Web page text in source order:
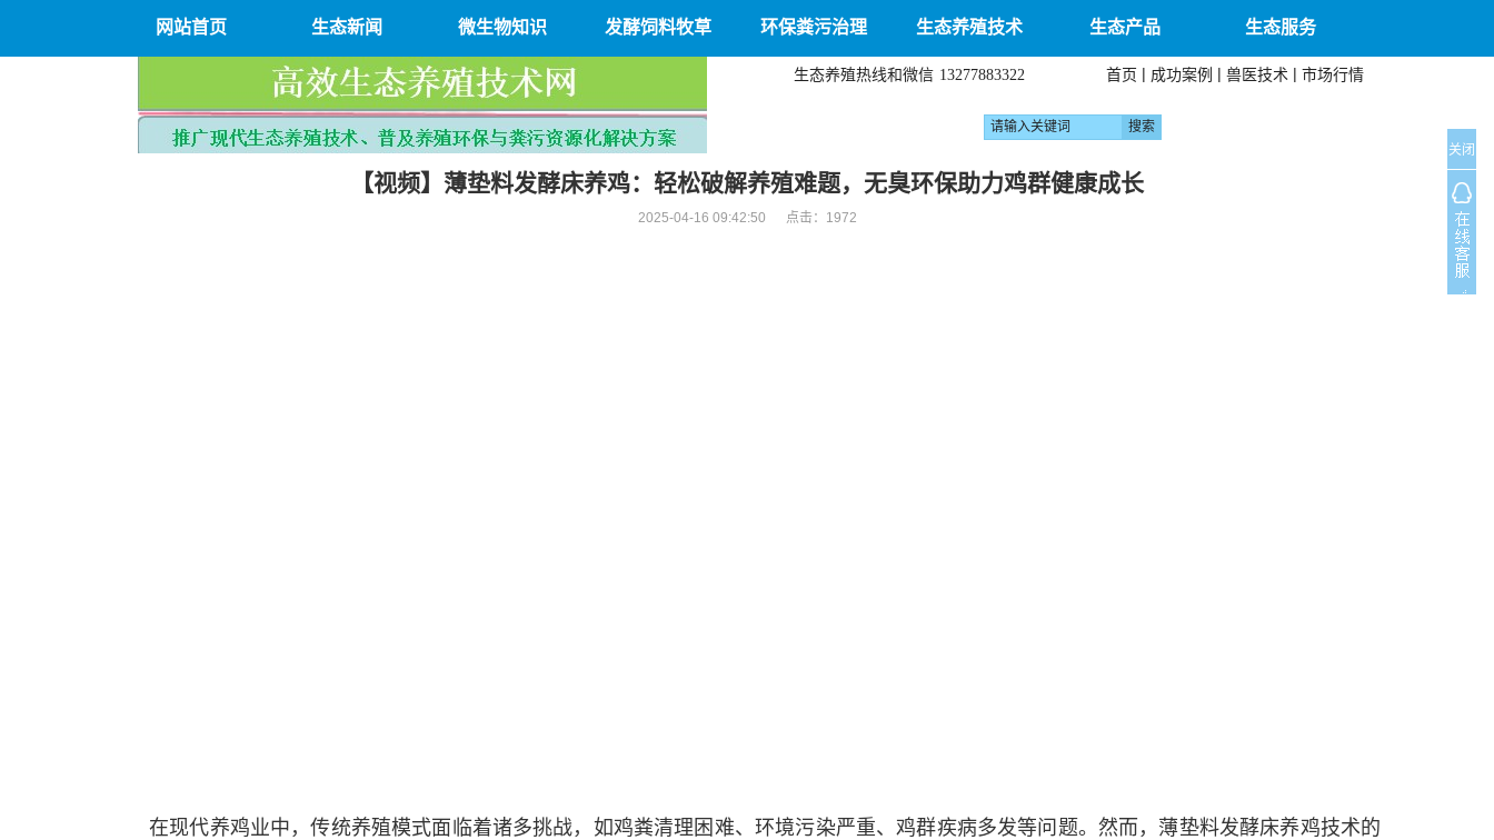
网站首页 生态新闻 微生物知识 发酵饲料牧草 环保粪污治理 生态养殖技术 生态产品 生态服务
首页 | 成功案例 | 兽医技术 | 市场行情
生态养殖热线和微信 13277883322
【视频】薄垫料发酵床养鸡：轻松破解养殖难题，无臭环保助力鸡群健康成长
2025-04-16 09:42:50 点击： 1972
在现代养鸡业中，传统养殖模式面临着诸多挑战，如鸡粪清理困难、环境污染严重、鸡群疾病多发等问题。然而，薄垫料发酵床养鸡技术的
关闭